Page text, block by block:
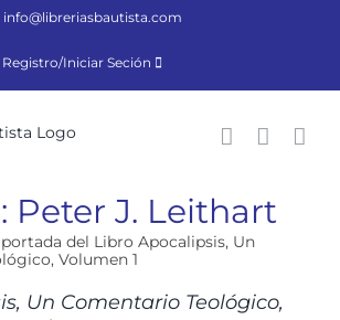
info@libreriasbautista.com
Registro/Iniciar Seción
Peter J. Leithart
Un Comentario Teológico,